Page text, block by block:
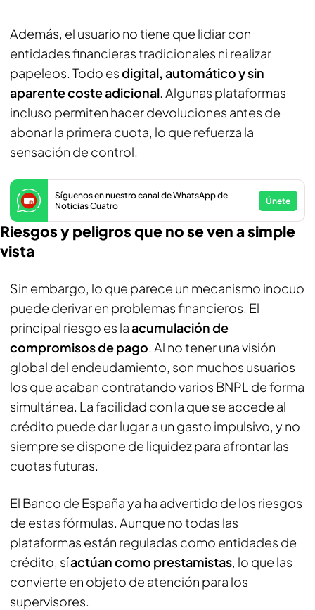
Además, el usuario no tiene que lidiar con
entidades financieras tradicionales ni realizar
papeleos. Todo esdigital, automático y sin
aparente coste adicional. Algunas plataformas
incluso permiten hacer devoluciones antes de
abonar la primera cuota, lo que refuerza la
sensación de control.
Síguenos en nuestro canal de WhatsApp de
Noticias Cuatro
Únete
Riesgos y peligros que no se ven a simple
vista
Sin embargo, lo que parece un mecanismo inocuo
puede derivar en problemas financieros. El
principal riesgo es laacumulación de
compromisos de pago. Al no tener una visión
global del endeudamiento, son muchos usuarios
los que acaban contratando varios BNPL de forma
simultánea. La facilidad con la que se accede al
crédito puede dar lugar a un gasto impulsivo, y no
siempre se dispone de liquidez para afrontar las
cuotas futuras.
El Banco de España ya ha advertido de los riesgos
de estas fórmulas. Aunque no todas las
plataformas están reguladas como entidades de
crédito, síactúan como prestamistas, lo que las
convierte en objeto de atención para los
supervisores.